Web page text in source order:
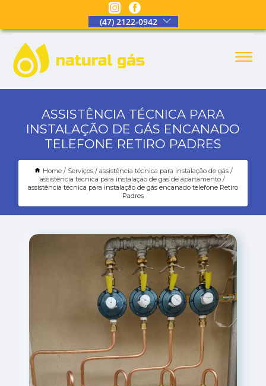
(47) 2122-0942
ASSISTÊNCIA TÉCNICA PARA
INSTALAÇÃO DE GÁS ENCANADO
TELEFONE RETIRO PADRES
Home Serviços
assistência técnica para instalação de gás
assistência técnica para instalação de gás de apartamento
assistência técnica para instalação de gás encanado telefone Retiro
Padres